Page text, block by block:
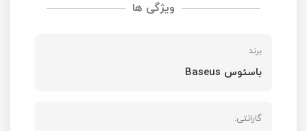
ویژگی ها
برند
باسئوس Baseus
گارانتی: